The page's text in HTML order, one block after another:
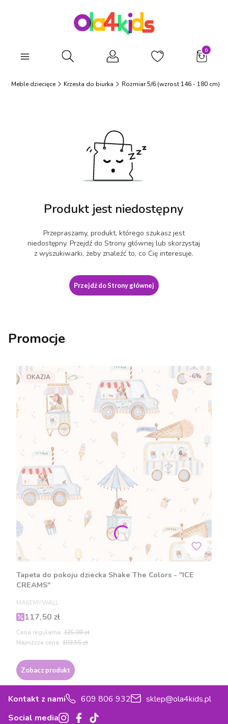
Otwórz wyszukiwarkę
Meble dziecięce Krzesła do biurka Rozmiar 5/6 (wzrost 146 - 180 cm)
Produkt jest niedostępny
Przepraszamy, produkt, którego szukasz jest
niedostępny. Przejdź do Strony głównej lub skorzystaj
z wyszukiwarki, żeby znaleźć to, co Cię interesuje.
Przejdź do Strony głównej
Promocje
OKAZJA
Tapeta do pokoju dziecka Shake The Colors - "ICE
CREAMS"
PRODUCENT
MAKEMYWALL
Cena promocyjna
117,50 zł
Cena regularna: 125,00 zł
-6%
Najniższa cena: 103,55 zł
Zobacz produkt
Kontakt z nami 609 806 932
sklep@ola4kids.pl
Social media